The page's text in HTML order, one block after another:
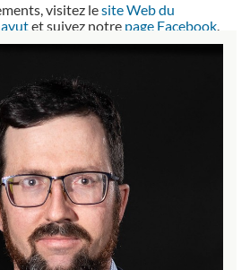
visitez lesite Web du
et suivez notre page Facebook.